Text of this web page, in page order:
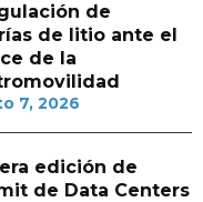
de
de litio ante el
de la
7, 2026
edición de
de Data Centers